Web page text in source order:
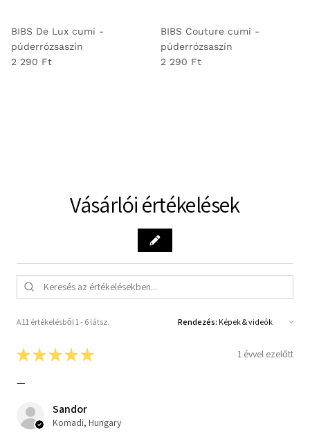
BIBS De Lux cumi -
púderrózsaszín
2 290 Ft
BIBS Couture cumi -
púderrózsaszín
2 290 Ft
Vásárlói értékelések
A 11 értékelésből 1 - 6 látsz. Rendezés:
★★★★★ 1 évvel ezelőtt
—
Sandor
Komadi, Hungary